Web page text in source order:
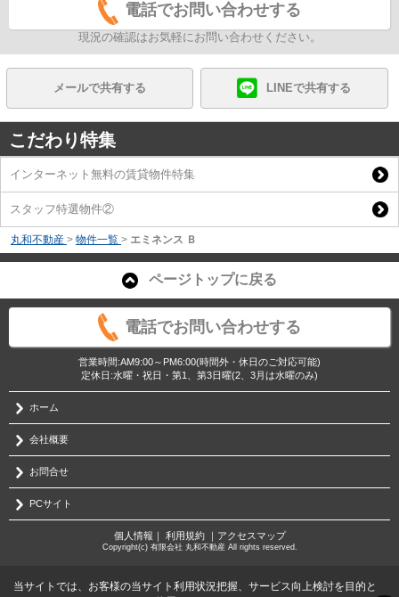
電話でお問い合わせする
現況の確認はお気軽にお問い合わせください。
メールで共有する LINEで共有する
こだわり特集
インターネット無料の賃貸物件特集
スタッフ特選物件②
丸和不動産 > 物件一覧 > エミネンス Ｂ
ページトップに戻る
電話でお問い合わせする
営業時間:AM9:00～PM6:00(時間外・休日のご対応可能)
定休日:水曜・祝日・第1、第3日曜(2、3月は水曜のみ)
ホーム
会社概要
お問合せ
PCサイト
個人情報 利用規約｜ アクセスマップ
Copyright(c) 有限会社 丸和不動産 All rights reserved.
当サイトでは、お客様の当サイト利用状況把握、サービス向上検討を目的と